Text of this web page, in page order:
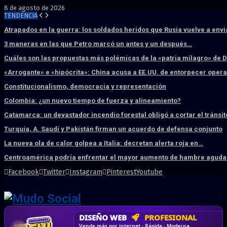
8 de agosto de 2026
TENDENCIA
Atrapados en la guerra: los soldados heridos que Rusia vuelve a
3 maneras en las que Petro marcó un antes y un después…
Cuáles son las propuestas más polémicas de la «patria milagro» de
«Arrogante» e «hipócrita»: China acusa a EE.UU. de entorpecer
Constitucionalismo, democracia y representación
Colombia: ¿un nuevo tiempo de fuerza y alineamiento?
Catamarca: un devastador incendio forestal obligó a cortar el
Turquía, A. Saudí y Pakistán firman un acuerdo de defensa conjunto
La nueva ola de calor golpea a Italia: decretan alerta roja en…
Centroamérica podría enfrentar el mayor aumento de hambre
Facebook Twitter Instagram PinterestYoutube
HOSTING SSD SÚPER RÁPIDO
DISEÑO WEB PROFESIONAL
CRM & DASHBOARD A MEDIDA
CORREO CORPORATIVO